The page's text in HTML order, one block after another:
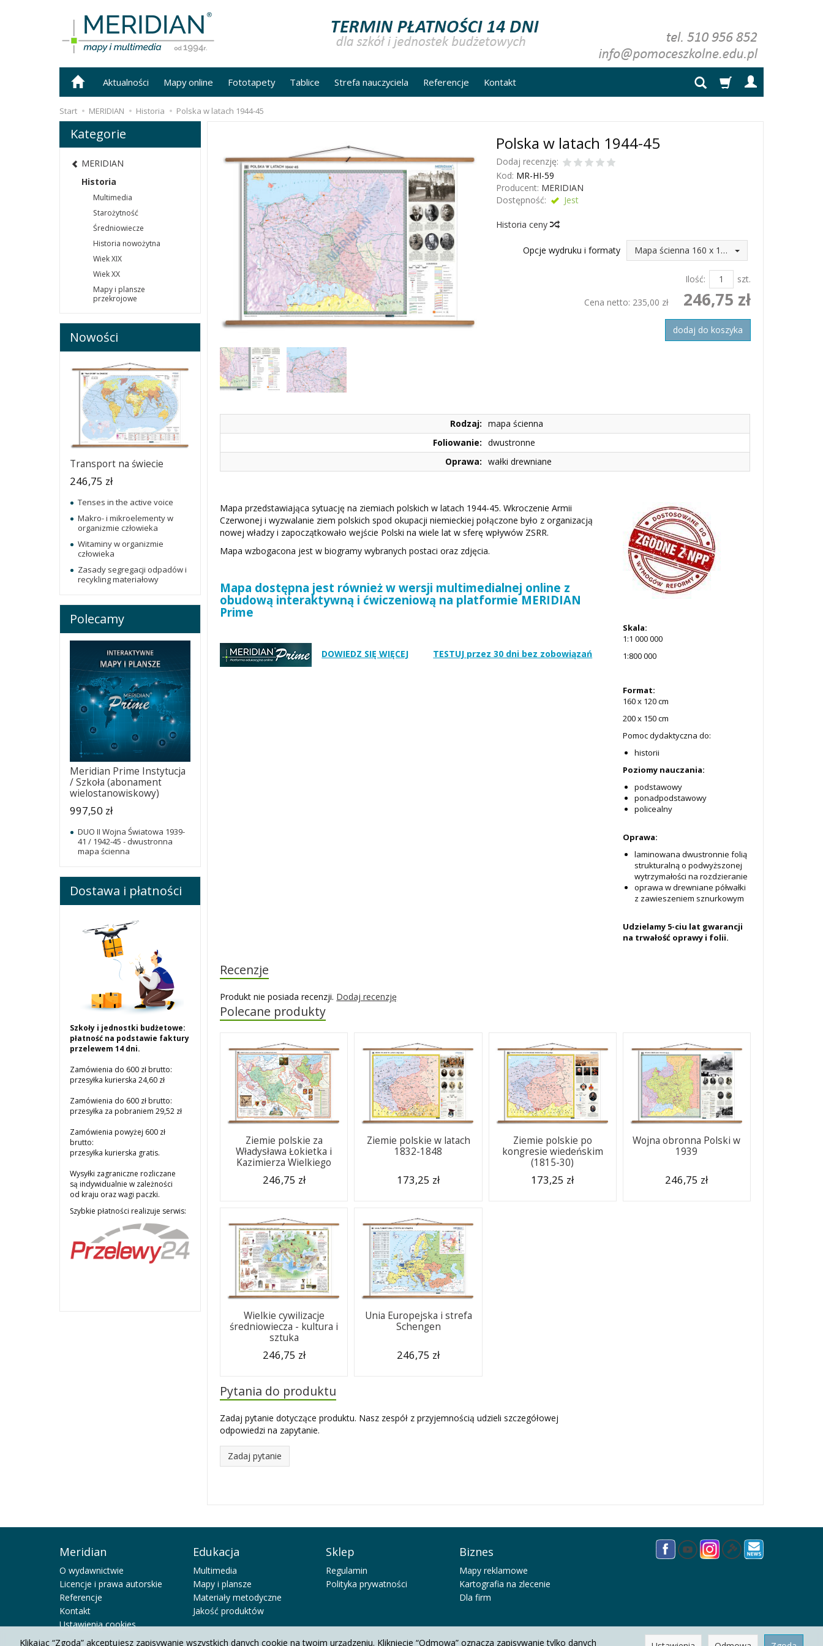
Aktualności Mapy online Fototapety Tablice Strefa nauczyciela Referencje Kontakt
Start MERIDIAN Historia Polska w latach 1944-45
Polska w latach 1944-45
Dodaj recenzję:
Kod: MR-HI-59
Producent: MERIDIAN
Dostępność:
Jest
Historia ceny
Opcje wydruku i formaty Mapa ścienna 160 x 120 (246,75 zł)
Ilość:
szt.
Cena netto: 235,00 zł 246,75 zł
dodaj do koszyka
Rodzaj: mapa ścienna
Foliowanie: dwustronne
Oprawa: wałki drewniane
Mapa przedstawiająca sytuację na ziemiach polskich w latach 1944-45. Wkroczenie Armii
Czerwonej i wyzwalanie ziem polskich spod okupacji niemieckiej połączone było z organizacją
nowej władzy i zapoczątkowało wejście Polski na wiele lat w sferę wpływów ZSRR.
Mapa wzbogacona jest w biogramy wybranych postaci oraz zdjęcia.
Mapa dostępna jest również w wersji multimedialnej online z
obudową interaktywną i ćwiczeniową na platformie MERIDIAN
Prime
DOWIEDZ SIĘ WIĘCEJ TESTUJ przez 30 dni bez zobowiązań
Skala:
1:1 000 000
1:800 000
Format:
160 x 120 cm
200 x 150 cm
Pomoc dydaktyczna do:
historii
Poziomy nauczania:
podstawowy
ponadpodstawowy
policealny
Oprawa:
laminowana dwustronnie folią
strukturalną o podwyższonej
wytrzymałości na rozdzieranie
oprawa w drewniane półwałki
z zawieszeniem sznurkowym
Udzielamy 5-ciu lat gwarancji
na trwałość oprawy i folii.
Recenzje
Produkt nie posiada recenzji. Dodaj recenzję
Polecane produkty
Ziemie polskie za
Władysława Łokietka i
Kazimierza Wielkiego
246,75 zł
Ziemie polskie w latach
1832-1848
173,25 zł
Ziemie polskie po
kongresie wiedeńskim
(1815-30)
173,25 zł
Wojna obronna Polski w
1939
246,75 zł
Wielkie cywilizacje
średniowiecza - kultura i
sztuka
246,75 zł
Unia Europejska i strefa
Schengen
246,75 zł
Pytania do produktu
Zadaj pytanie dotyczące produktu. Nasz zespół z przyjemnością udzieli szczegółowej
odpowiedzi na zapytanie.
Zadaj pytanie
W ostatnich 7 dniach produktem interesują się osoby.
Kategorie
MERIDIAN
Historia
Multimedia
Starożytność
Średniowiecze
Historia nowożytna
Wiek XIX
Wiek XX
Mapy i plansze
przekrojowe
Nowości
Transport na świecie
246,75 zł
Tenses in the active voice
Makro- i mikroelementy w
organizmie człowieka
Witaminy w organizmie
człowieka
Zasady segregacji odpadów i
recykling materiałowy
Polecamy
Meridian Prime Instytucja
/ Szkoła (abonament
wielostanowiskowy)
997,50 zł
DUO II Wojna Światowa 1939-
41 / 1942-45 - dwustronna
mapa ścienna
Dostawa i płatności
Szkoły i jednostki budżetowe:
płatność na podstawie faktury
przelewem 14 dni.
Zamówienia do 600 zł brutto:
przesyłka kurierska 24,60 zł
Zamówienia do 600 zł brutto:
przesyłka za pobraniem 29,52 zł
Zamówienia powyżej 600 zł
brutto:
przesyłka kurierska gratis.
Wysyłki zagraniczne rozliczane
są indywidualnie w zależności
od kraju oraz wagi paczki.
Szybkie płatności realizuje serwis:
Meridian
O wydawnictwie
Licencje i prawa autorskie
Referencje
Kontakt
Ustawienia cookies
Edukacja
Multimedia
Mapy i plansze
Materiały metodyczne
Jakość produktów
Sklep
Regulamin
Polityka prywatności
Biznes
Mapy reklamowe
Kartografia na zlecenie
Dla firm
Klikając “Zgoda” akceptujesz zapisywanie wszystkich danych cookie na twoim urządzeniu. Kliknięcie “Odmowa” oznacza zapisywanie tylko danych